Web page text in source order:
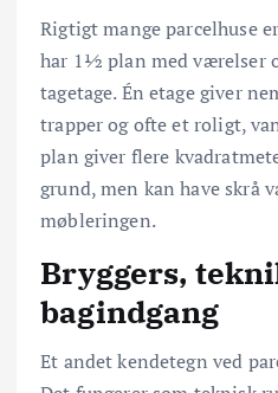
Rigtigt mange parcelhuse
har 1½ plan med værelser
tagetage. Én etage giver
trapper og ofte et roligt,
plan giver flere
grund, men kan have skrå
møbleringen.
Bryggers,
bagindgang
Et andet kendetegn ved